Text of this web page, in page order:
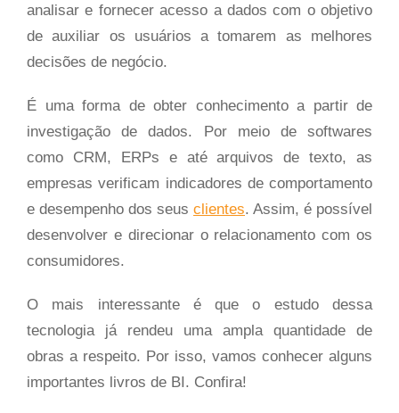
analisar e fornecer acesso a dados com o objetivo
de auxiliar os usuários a tomarem as melhores
decisões de negócio.
É uma forma de obter conhecimento a partir de
investigação de dados. Por meio de softwares
como CRM, ERPs e até arquivos de texto, as
empresas verificam indicadores de comportamento
e desempenho dos seus clientes. Assim, é possível
desenvolver e direcionar o relacionamento com os
consumidores.
O mais interessante é que o estudo dessa
tecnologia já rendeu uma ampla quantidade de
obras a respeito. Por isso, vamos conhecer alguns
importantes livros de BI. Confira!